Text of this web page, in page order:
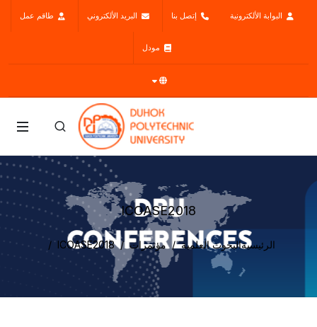
البوابة الألكترونية إتصل بنا البريد الألكتروني طاقم عمل
مودل
ICOASE2018
الرئيسيةالبحوث العلمية مؤتمرات ICOASE2018